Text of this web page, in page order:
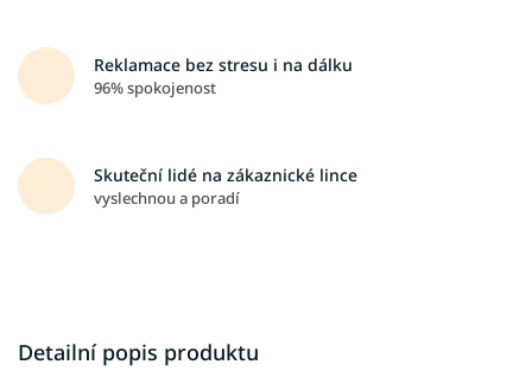
Reklamace bez stresu i na dálku
96% spokojenost
Skuteční lidé na zákaznické lince
vyslechnou a poradí
Detailní popis produktu